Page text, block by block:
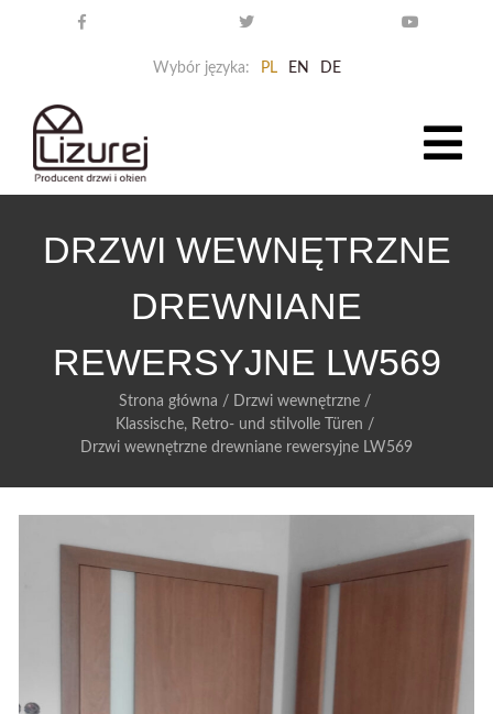
Wybór języka: PL EN DE
DRZWI WEWNĘTRZNE
DREWNIANE
REWERSYJNE LW569
Strona główna / Drzwi wewnętrzne/
Klassische, Retro- und stilvolle Türen /
Drzwi wewnętrzne drewniane rewersyjne LW569